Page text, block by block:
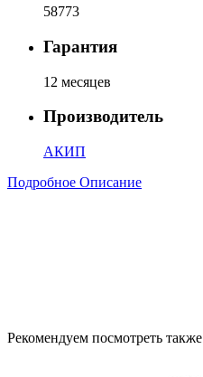
58773
Гарантия
12 месяцев
Производитель
АКИП
Подробное Описание
Рекомендуем посмотреть также